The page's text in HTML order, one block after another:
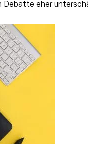
Debatte eher